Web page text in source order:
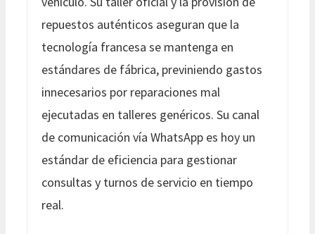
repuestos auténticos aseguran que la
tecnología francesa se mantenga en
estándares de fábrica, previniendo gastos
innecesarios por reparaciones mal
ejecutadas en talleres genéricos. Su canal
de comunicación vía WhatsApp es hoy un
estándar de eficiencia para gestionar
consultas y turnos de servicio en tiempo
real.